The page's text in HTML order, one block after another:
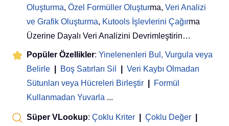
Oluşturma, Özel Formüller Oluşturma, Veri Analizi
ve Grafik Oluşturma, Kutools İşlevlerini Çağırma
Üzerine Dayalı Veri Analizini Devrimleştirin…
Popüler Özellikler: Yinelenenleri Bul, Vurgula veya
Belirle
Boş Satırları Sil
Veri Kaybı Olmadan
Sütunları veya Hücreleri Birleştir
Formül
Kullanmadan Yuvarla ...
Süper VLookup: Çoklu Kriter Çoklu Değer